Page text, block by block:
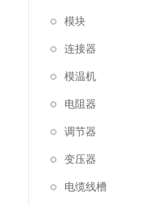
模块
连接器
模温机
电阻器
调节器
变压器
电缆线槽